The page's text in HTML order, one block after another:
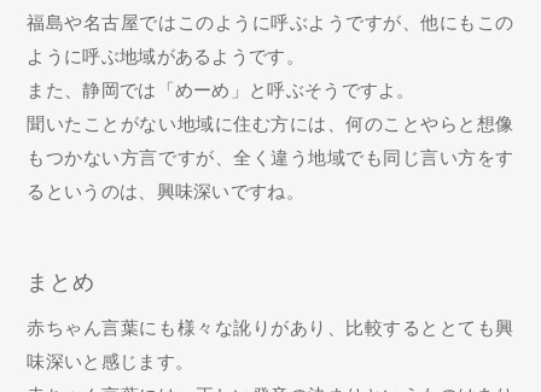
福島や名古屋ではこのように呼ぶようですが、他にもこの
ように呼ぶ地域があるようです。
また、静岡では「めーめ」と呼ぶそうですよ。
聞いたことがない地域に住む方には、何のことやらと想像
もつかない方言ですが、全く違う地域でも同じ言い方をす
るというのは、興味深いですね。
まとめ
赤ちゃん言葉にも様々な訛りがあり、比較するととても興
味深いと感じます。